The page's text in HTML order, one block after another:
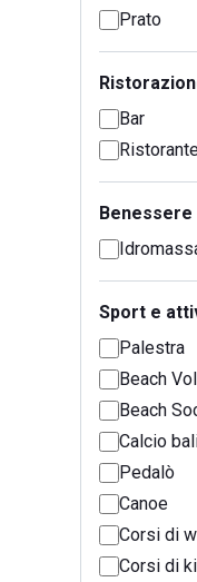
Prato
Bar
Benessere
Sport e
Palestra
Beach
Beach
Calcio
Pedalò
Canoe
Corsi di
Corsi di